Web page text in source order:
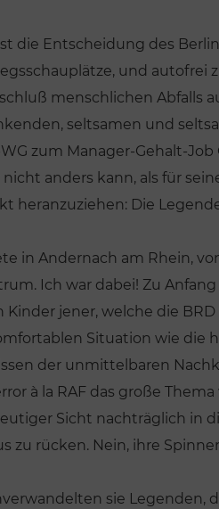
die Entscheidung des
und autofrei
menschlichen Abfalls
seltsamen und
zum Manager-Gehalt-
nicht anders kann, als für
heranzuziehen: Die
in Andernach am Rhein,
Ich war dabei! Zu
Kinder jener, welche die
Situation wie die
der unmittelbaren
à la RAF das große
Sicht nachträglich in
zu rücken. Nein, ihre
sie Legenden,